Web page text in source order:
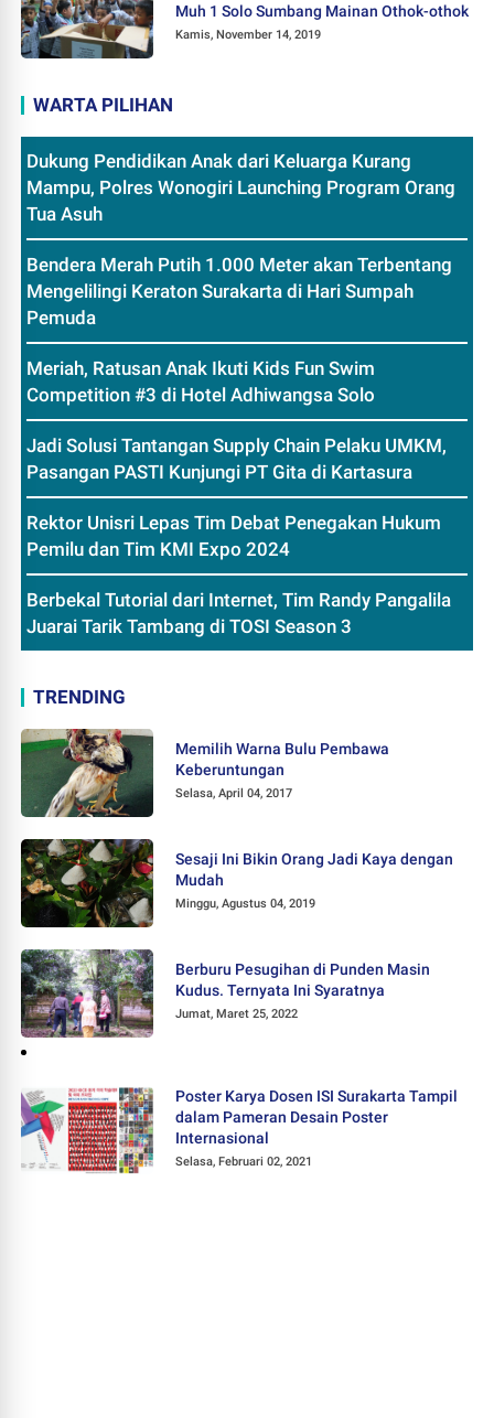
Muh 1 Solo Sumbang Mainan Othok-othok
Kamis, November 14, 2019
WARTA PILIHAN
Dukung Pendidikan Anak dari Keluarga Kurang
Mampu, Polres Wonogiri Launching Program Orang
Tua Asuh
Bendera Merah Putih 1.000 Meter akan Terbentang
Mengelilingi Keraton Surakarta di Hari Sumpah
Pemuda
Meriah, Ratusan Anak Ikuti Kids Fun Swim
Competition #3 di Hotel Adhiwangsa Solo
Jadi Solusi Tantangan Supply Chain Pelaku UMKM,
Pasangan PASTI Kunjungi PT Gita di Kartasura
Rektor Unisri Lepas Tim Debat Penegakan Hukum
Pemilu dan Tim KMI Expo 2024
Berbekal Tutorial dari Internet, Tim Randy Pangalila
Juarai Tarik Tambang di TOSI Season 3
TRENDING
Memilih Warna Bulu Pembawa
Keberuntungan
Selasa, April 04, 2017
Sesaji Ini Bikin Orang Jadi Kaya dengan
Mudah
Minggu, Agustus 04, 2019
Berburu Pesugihan di Punden Masin
Kudus. Ternyata Ini Syaratnya
Jumat, Maret 25, 2022
Poster Karya Dosen ISI Surakarta Tampil
dalam Pameran Desain Poster
Internasional
Selasa, Februari 02, 2021